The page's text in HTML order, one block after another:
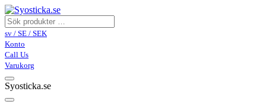
sv / SE / SEK
Konto
Call Us
Varukorg
Syosticka.se